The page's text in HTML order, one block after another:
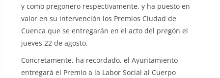
y como pregonero respectivamente, y ha puesto en
valor en su intervención los Premios Ciudad de
Cuenca que se entregarán en el acto del pregón el
jueves 22 de agosto.
Concretamente, ha recordado, el Ayuntamiento
entregará el Premio a la Labor Social al Cuerpo